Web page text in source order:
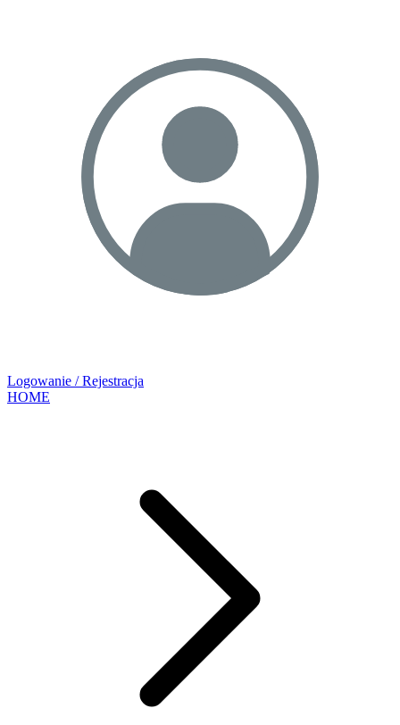
Logowanie / Rejestracja
HOME